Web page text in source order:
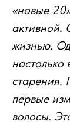
«новые
активной.
жизнью.
настолько
старения.
первые
волосы.